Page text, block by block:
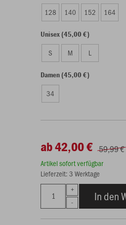
128 140 152 164
Unisex (45,00 €)
S M L
Damen (45,00 €)
34
ab 42,00 € 59,99 €
Artikel sofort verfügbar
Lieferzeit: 3 Werktage
In den